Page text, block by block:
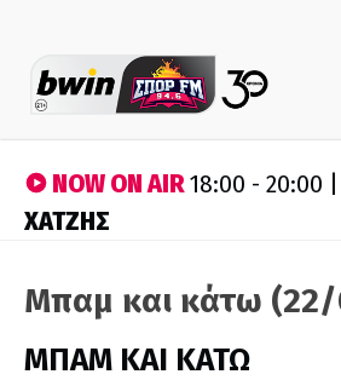
NOW ON AIR18:00 - 20:00
ΧΑΤΖΗΣ
Μπαμ και κάτω
ΜΠΑΜ ΚΑΙ ΚΑΤΩ